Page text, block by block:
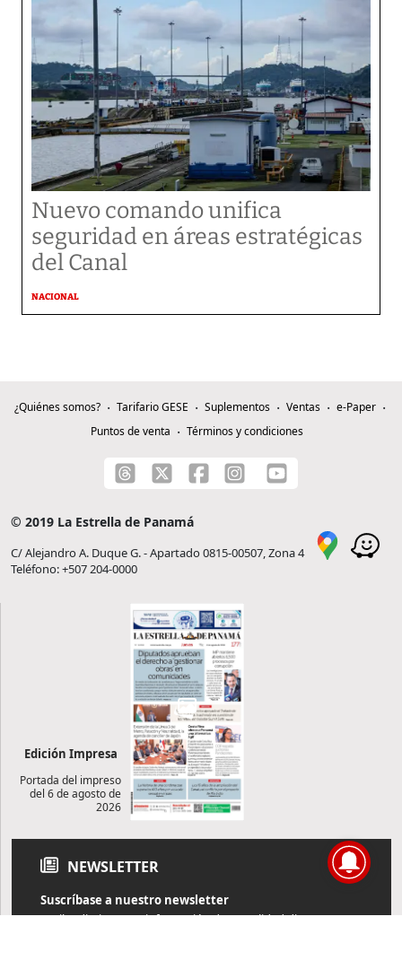
Nuevo comando unifica
seguridad en áreas estratégicas
del Canal
NACIONAL
¿Quiénes somos? Tarifario GESE Suplementos Ventas
e-Paper
Puntos de venta
Términos y condiciones
© 2019 La Estrella de Panamá
C/ Alejandro A. Duque G. - Apartado 0815-00507, Zona 4
Teléfono: +507 204-0000
Edición Impresa
Portada del impreso
del 6 de agosto de
2026
NEWSLETTER
Suscríbase a nuestro newsletter
Reciba diariamente información de actualidad directamente en